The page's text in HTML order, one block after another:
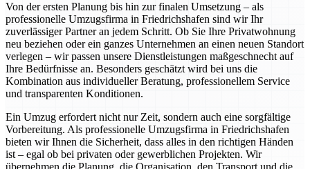
Von der ersten Planung bis hin zur finalen Umsetzung – als
professionelle Umzugsfirma in Friedrichshafen sind wir Ihr
zuverlässiger Partner an jedem Schritt. Ob Sie Ihre Privatwohnung
neu beziehen oder ein ganzes Unternehmen an einen neuen Standort
verlegen – wir passen unsere Dienstleistungen maßgeschnecht auf
Ihre Bedürfnisse an. Besonders geschätzt wird bei uns die
Kombination aus individueller Beratung, professionellem Service
und transparenten Konditionen.
Ein Umzug erfordert nicht nur Zeit, sondern auch eine sorgfältige
Vorbereitung. Als professionelle Umzugsfirma in Friedrichshafen
bieten wir Ihnen die Sicherheit, dass alles in den richtigen Händen
ist – egal ob bei privaten oder gewerblichen Projekten. Wir
übernehmen die Planung, die Organisation, den Transport und die